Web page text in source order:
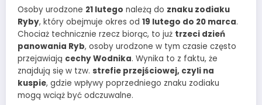
Osoby urodzone 21 lutego należą do znaku zodiaku
Ryby, który obejmuje okres od 19 lutego do 20 marca.
Chociaż technicznie rzecz biorąc, to już trzeci dzień
panowania Ryb, osoby urodzone w tym czasie często
przejawiają cechy Wodnika. Wynika to z faktu, że
znajdują się w tzw. strefie przejściowej, czyli na
kuspie, gdzie wpływy poprzedniego znaku zodiaku
mogą wciąż być odczuwalne.